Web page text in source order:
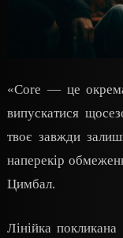
«Core — це
випускатися
твоє завжди
наперекір
Цимбал.
Лінійка